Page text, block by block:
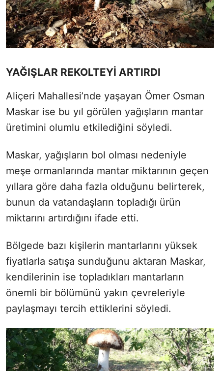
YAĞIŞLAR REKOLTEYİ ARTIRDI
Aliçeri Mahallesi’nde yaşayan Ömer Osman
Maskar ise bu yıl görülen yağışların mantar
üretimini olumlu etkilediğini söyledi.
Maskar, yağışların bol olması nedeniyle
meşe ormanlarında mantar miktarının geçen
yıllara göre daha fazla olduğunu belirterek,
bunun da vatandaşların topladığı ürün
miktarını artırdığını ifade etti.
Bölgede bazı kişilerin mantarlarını yüksek
fiyatlarla satışa sunduğunu aktaran Maskar,
kendilerinin ise topladıkları mantarların
önemli bir bölümünü yakın çevreleriyle
paylaşmayı tercih ettiklerini söyledi.